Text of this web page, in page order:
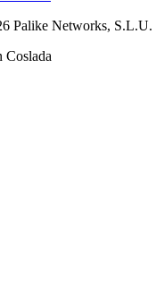
Palike Networks, S.L.U.
Coslada